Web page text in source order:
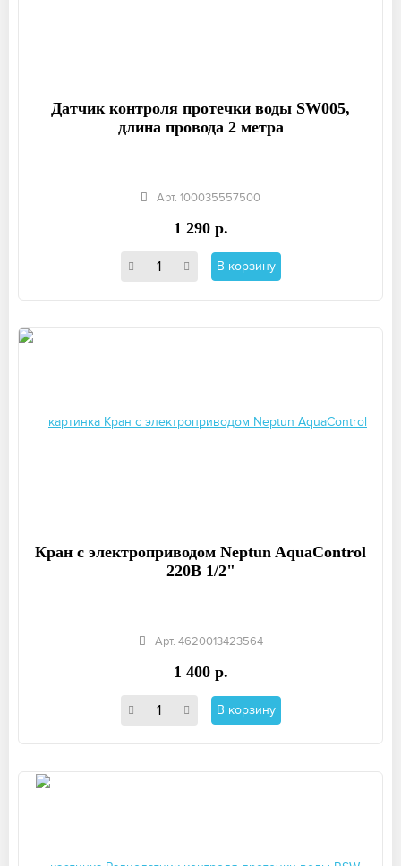
Датчик контроля протечки воды SW005,
длина провода 2 метра
Арт. 100035557500
1 290 р.
В корзину
Кран с электроприводом Neptun AquaСontrol
220В 1/2"
Арт. 4620013423564
1 400 р.
В корзину